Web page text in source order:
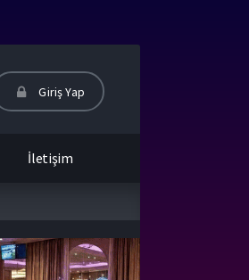
Giriş Yap
İletişim